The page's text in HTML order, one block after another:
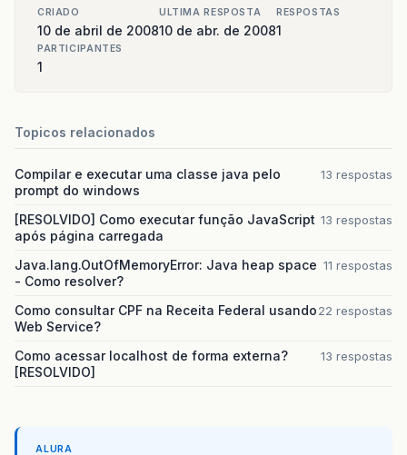
CRIADO
10 de abril de 2008
ULTIMA RESPOSTA
10 de abr. de 2008
RESPOSTAS
1
PARTICIPANTES
1
Topicos relacionados
Compilar e executar uma classe java pelo
prompt do windows
13 respostas
[RESOLVIDO] Como executar função JavaScript
após página carregada
13 respostas
Java.lang.OutOfMemoryError: Java heap space
- Como resolver?
11 respostas
Como consultar CPF na Receita Federal usando
Web Service?
22 respostas
Como acessar localhost de forma externa?
[RESOLVIDO]
13 respostas
ALURA